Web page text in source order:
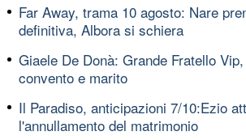
Far Away, trama 10 agosto: Nare
definitiva, Albora si schiera
Giaele De Donà: Grande Fratello
convento e marito
Il Paradiso, anticipazioni 7/10:Ezio
l'annullamento del matrimonio